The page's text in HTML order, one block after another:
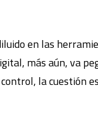
en las
más aún, va
la cuestión